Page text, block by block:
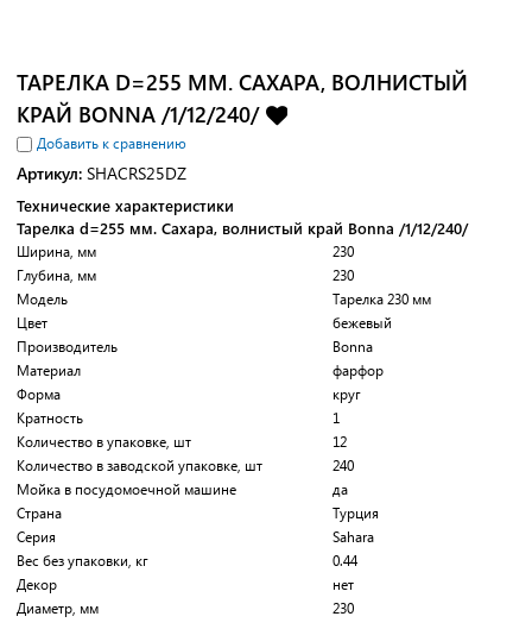
ТАРЕЛКА D=255 ММ. САХАРА, ВОЛНИСТЫЙ
КРАЙ BONNA /1/12/240/
Добавить к сравнению
Артикул: SHACRS25DZ
Технические характеристики
Тарелка d=255 мм. Сахара, волнистый край Bonna /1/12/240/
Ширина, мм
230
Глубина, мм
230
Модель
Тарелка 230 мм
Цвет
бежевый
Производитель
Bonna
Материал
фарфор
Форма
круг
Кратность
1
Количество в упаковке, шт
12
Количество в заводской упаковке, шт
240
Мойка в посудомоечной машине
да
Страна
Турция
Серия
Sahara
Вес без упаковки, кг
0.44
Декор
нет
Диаметр, мм
230